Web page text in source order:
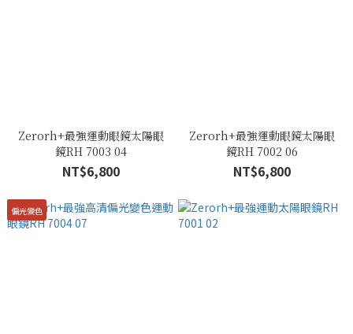
Zerorh+最強運動眼鏡太陽眼
鏡RH 7003 04
NT$6,800
Zerorh+最強運動眼鏡太陽眼
鏡RH 7002 06
NT$6,800
偏光變色